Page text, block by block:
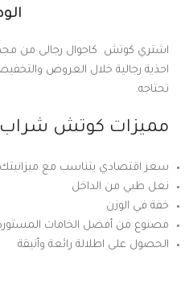
اشتري كوتش كاجوال رجالى من
احذية رجالية خلال العروض
مميزات كوتش شراب
سعر اقتصادي يتناسب مع ميزانيتك
نعل طبي من الداخل
خفة في الوزن
مصنوع من أفضل الخامات
الحصول على اطلالة رائعة وأنيقة